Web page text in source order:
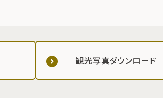
観光写真ダウンロード